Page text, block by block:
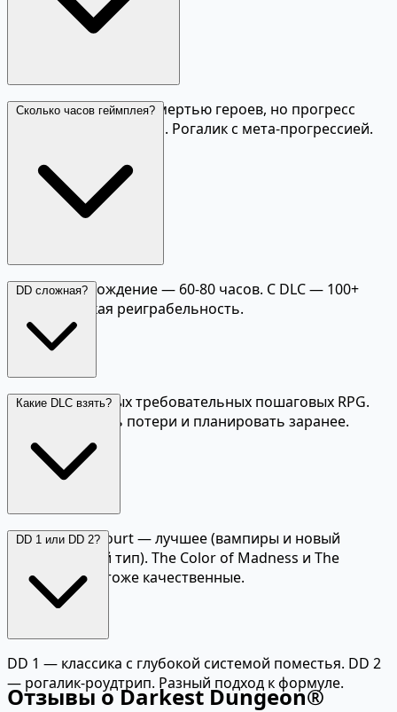
Да, с перманентной смертью героев, но прогресс
поместья сохраняется. Рогалик с мета-прогрессией.
Сколько часов геймплея?
Первое прохождение — 60-80 часов. С DLC — 100+
часов. Высокая реиграбельность.
DD сложная?
Да, одна из самых требовательных пошаговых RPG.
Учит принимать потери и планировать заранее.
Какие DLC взять?
The Crimson Court — лучшее (вампиры и новый
подземельный тип). The Color of Madness и The
Shieldbreaker тоже качественные.
DD 1 или DD 2?
DD 1 — классика с глубокой системой поместья. DD 2
— рогалик-роудтрип. Разный подход к формуле.
Отзывы о Darkest Dungeon®